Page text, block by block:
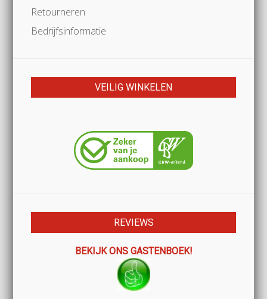
Retourneren
Bedrijfsinformatie
VEILIG WINKELEN
REVIEWS
BEKIJK ONS GASTENBOEK!